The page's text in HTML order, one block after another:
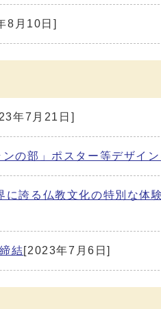
8月10日]
年7月21日]
の部」ポスター等デザイン
に誇る仏教文化の特別な
結[2023年7月6日]